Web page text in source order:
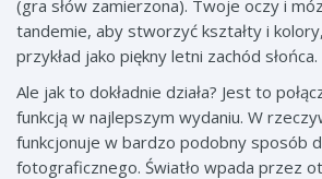
(gra słów zamierzona). Twoje oczy i
tandemie, aby stworzyć kształty i
przykład jako piękny letni zachód słońca.
Ale jak to dokładnie działa? Jest to
funkcją w najlepszym wydaniu. W
funkcjonuje w bardzo podobny sposób
fotograficznego. Światło wpada przez